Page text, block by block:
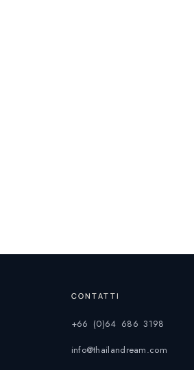
CONTATTI
+66 (0)64 686 3198
info@thailandream.com